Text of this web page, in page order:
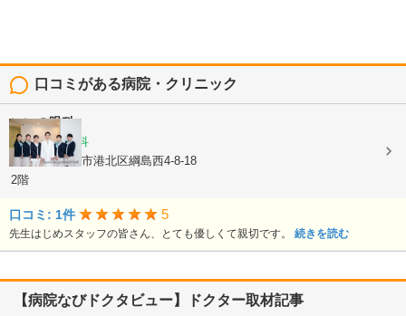
口コミがある病院・クリニック
いいの眼科
眼科, 小児眼科
神奈川県横浜市港北区綱島西4-8-18
2階
口コミ: 1件 5
先生はじめスタッフの皆さん、とても優しくて親切です。 続きを読む
【病院なびドクタビュー】ドクター取材記事